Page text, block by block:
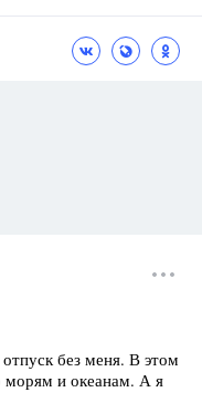
без меня. В этом
морям и океанам. А я